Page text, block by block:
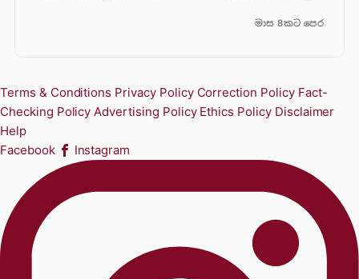
මාස 8කට පෙර
Terms & Conditions Privacy Policy Correction Policy Fact-
Checking Policy Advertising Policy Ethics Policy Disclaimer
Help
Facebook
Instagram